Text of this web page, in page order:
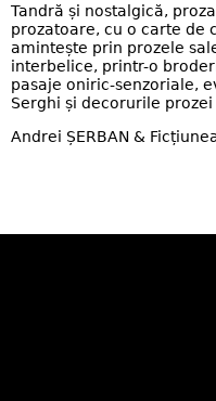
Tandră și nostalgică,
prozatoare, cu o carte de
amintește prin prozele
interbelice, printr-o
pasaje oniric-senzoriale,
Serghi și decorurile prozei
Andrei ȘERBAN &